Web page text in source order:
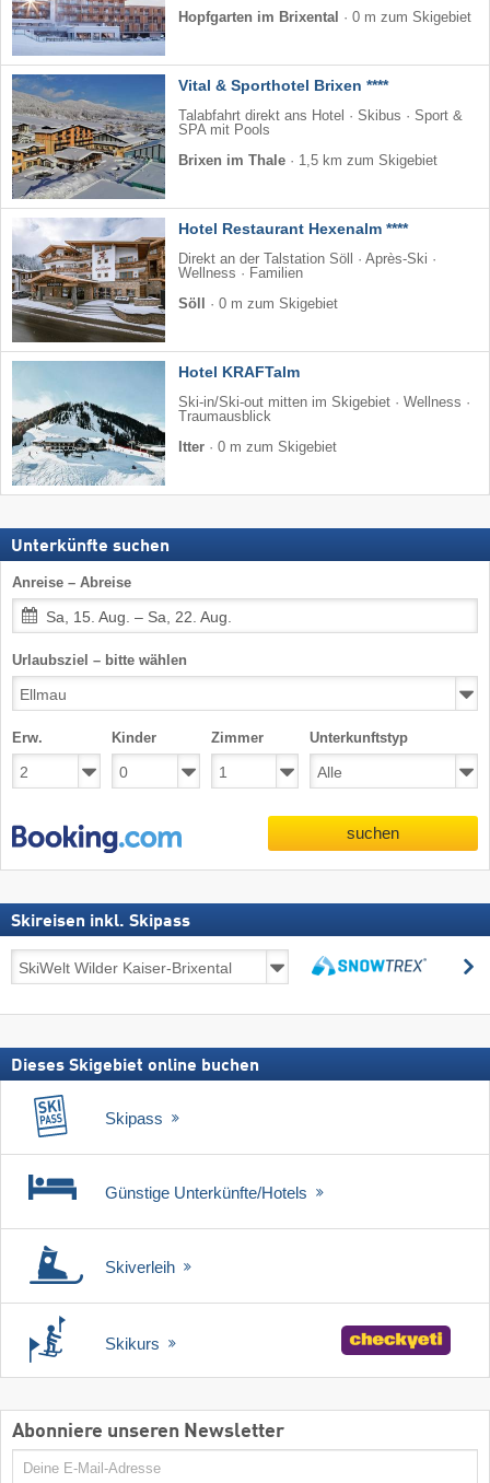
Hopfgarten im Brixental · 0 m zum Skigebiet
Vital & Sporthotel Brixen ****
Talabfahrt direkt ans Hotel · Skibus · Sport &
SPA mit Pools
Brixen im Thale · 1,5 km zum Skigebiet
Hotel Restaurant Hexenalm ****
Direkt an der Talstation Söll · Après-Ski ·
Wellness · Familien
Söll
· 0 m zum Skigebiet
Hotel KRAFTalm
Ski-in/Ski-out mitten im Skigebiet · Wellness ·
Traumausblick
Itter · 0 m zum Skigebiet
Unterkünfte suchen
Anreise – Abreise
Sa, 15. Aug. – Sa, 22. Aug.
Urlaubsziel – bitte wählen
Erw. Kinder Zimmer Unterkunftstyp
suchen
Skireisen inkl. Skipass
inkl.
Dieses Skigebiet online buchen
Skipass
Günstige Unterkünfte/Hotels
Skiverleih
Skikurs
Abonniere unseren Newsletter
E-